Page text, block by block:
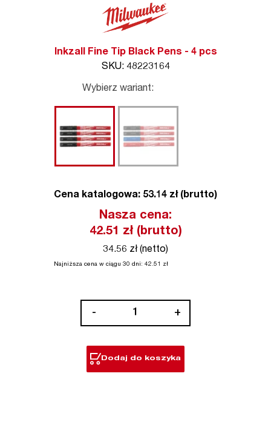
Inkzall Fine Tip Black Pens - 4 pcs
SKU: 48223164
Wybierz wariant:
Cena katalogowa: 53.14 zł (brutto)
Nasza cena:
42.51 zł (brutto)
34.56 zł (netto)
Najniższa cena w ciągu 30 dni: 42.51 zł
-
INKZALL™
+
Dodaj do koszyka